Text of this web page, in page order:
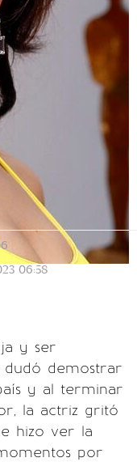
06:58
y ser
dudó demostrar
y al terminar
la actriz gritó
hizo ver la
por